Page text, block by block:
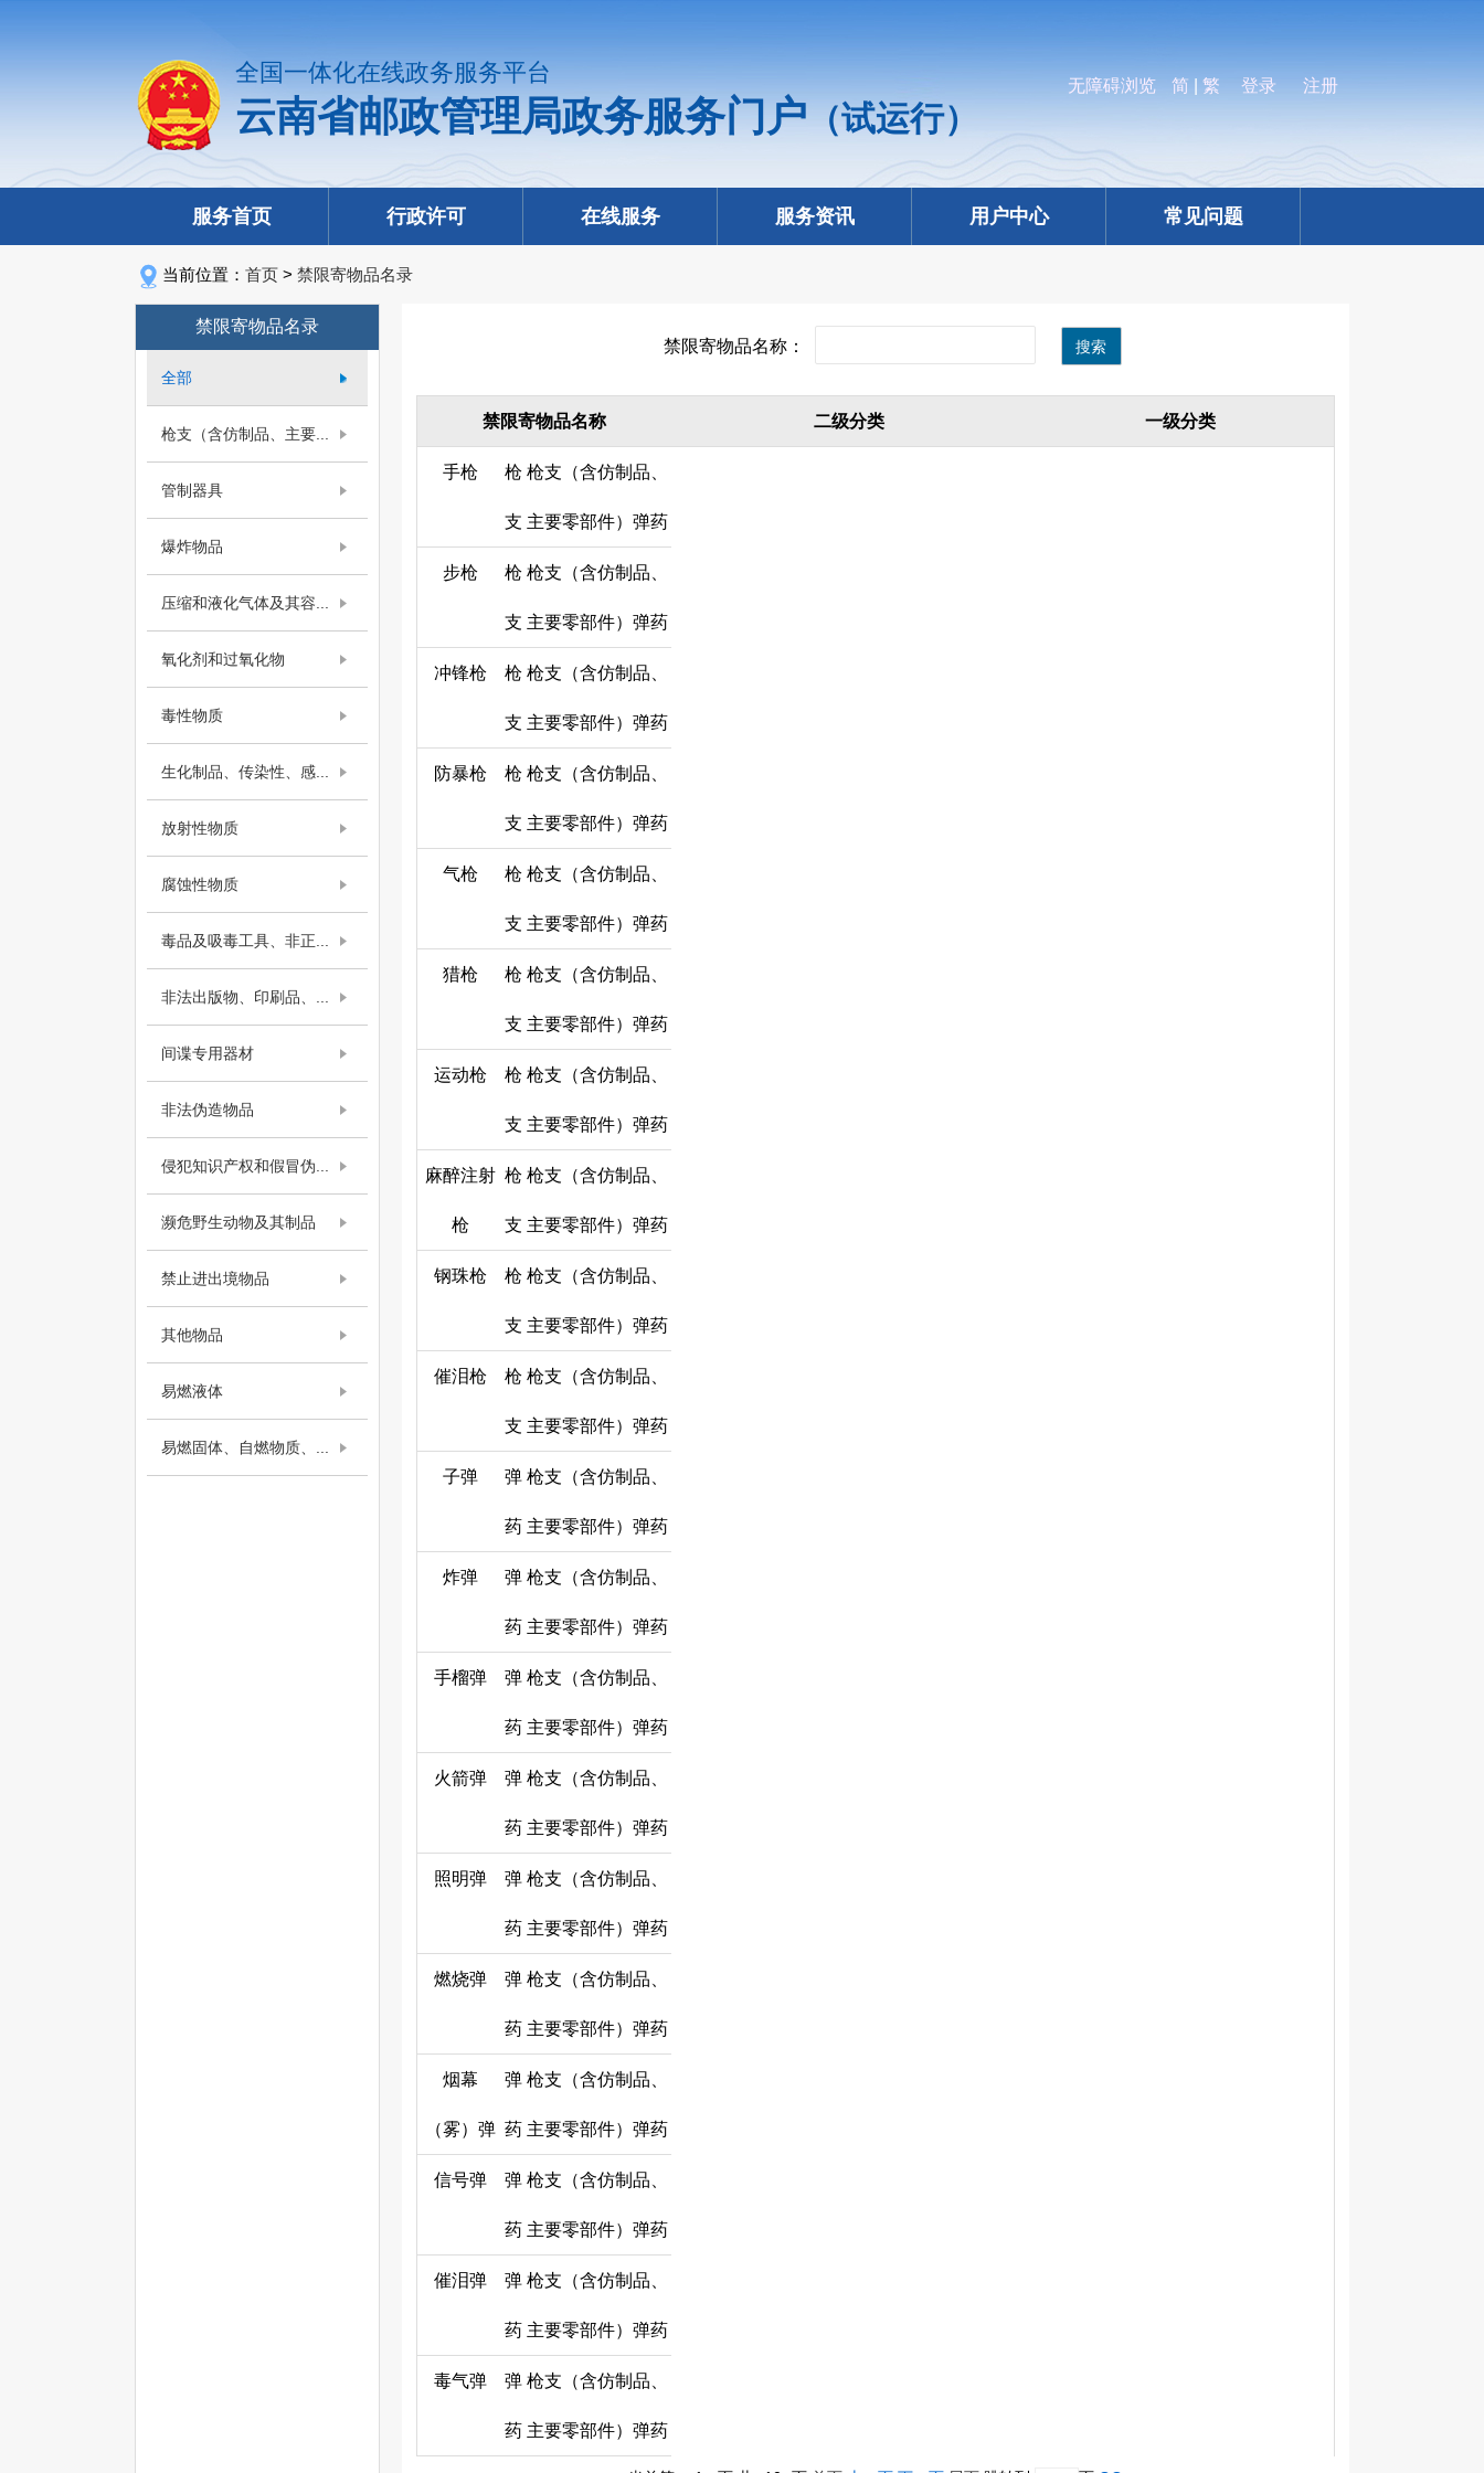
全国一体化在线政务服务平台
云南省邮政管理局政务服务门户（试运行）
无障碍浏览 简 繁 登录 注册
服务首页 行政许可 在线服务 服务资讯 用户中心 常见问题
当前位置： 首页 > 禁限寄物品名录
禁限寄物品名录
全部
枪支（含仿制品、主要...
管制器具
爆炸物品
压缩和液化气体及其容...
氧化剂和过氧化物
毒性物质
生化制品、传染性、感...
放射性物质
腐蚀性物质
毒品及吸毒工具、非正...
非法出版物、印刷品、...
间谍专用器材
非法伪造物品
侵犯知识产权和假冒伪...
濒危野生动物及其制品
禁止进出境物品
其他物品
易燃液体
易燃固体、自燃物质、...
禁限寄物品名称： 搜索
禁限寄物品名称 二级分类 一级分类
手枪 枪
支
枪支（含仿制品、
主要零部件）弹药
步枪 枪
支
枪支（含仿制品、
主要零部件）弹药
冲锋枪 枪
支
枪支（含仿制品、
主要零部件）弹药
防暴枪 枪
支
枪支（含仿制品、
主要零部件）弹药
气枪 枪
支
枪支（含仿制品、
主要零部件）弹药
猎枪 枪
支
枪支（含仿制品、
主要零部件）弹药
运动枪 枪
支
枪支（含仿制品、
主要零部件）弹药
麻醉注射
枪
枪
支
枪支（含仿制品、
主要零部件）弹药
钢珠枪 枪
支
枪支（含仿制品、
主要零部件）弹药
催泪枪 枪
支
枪支（含仿制品、
主要零部件）弹药
子弹 弹
药
枪支（含仿制品、
主要零部件）弹药
炸弹 弹
药
枪支（含仿制品、
主要零部件）弹药
手榴弹 弹
药
枪支（含仿制品、
主要零部件）弹药
火箭弹 弹
药
枪支（含仿制品、
主要零部件）弹药
照明弹 弹
药
枪支（含仿制品、
主要零部件）弹药
燃烧弹 弹
药
枪支（含仿制品、
主要零部件）弹药
烟幕
（雾）弹
弹
药
枪支（含仿制品、
主要零部件）弹药
信号弹 弹
药
枪支（含仿制品、
主要零部件）弹药
催泪弹 弹
药
枪支（含仿制品、
主要零部件）弹药
毒气弹 弹
药
枪支（含仿制品、
主要零部件）弹药